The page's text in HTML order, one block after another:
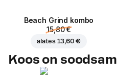
Beach Grind kombo
15,80 €
alates 13,60 €
Koos on soodsam